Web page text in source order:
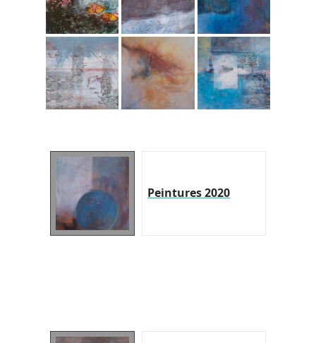
Peintures 2020